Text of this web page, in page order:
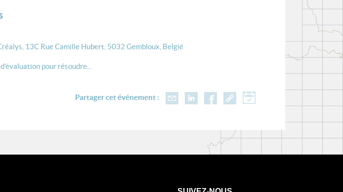
13C Rue Camille Hubert, 5032 Gembloux, België
pour résoudre...
Partager cet événement :